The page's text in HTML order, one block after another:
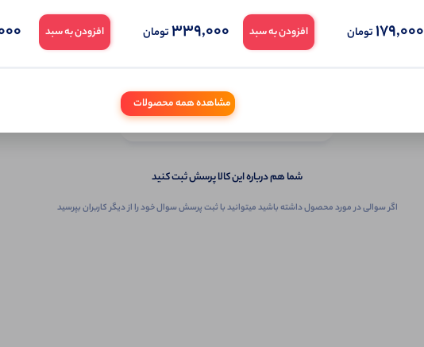
ثبـــــت‌پرسش
به‌عنوان ‌خریدار‌این‌ محصول
شما هم درباره این کالا پرسش ثبت کنید
اگر سوالی در مورد محصول داشته باشید میتوانید با ثبت پرسش سوال خود را از دیگر کاربران بپرسید
179,000تومان افزودن به سبد 339,000تومان افزودن به سبد
مشاهده همه محصولات